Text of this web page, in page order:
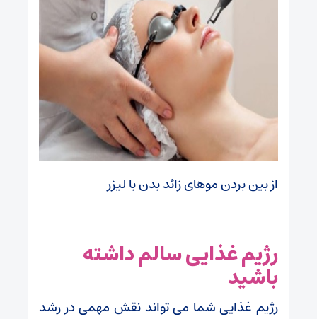
از بین بردن موهای زائد بدن با لیزر
رژیم غذایی سالم داشته
باشید
رژیم غذایی شما می تواند نقش مهمی در رشد